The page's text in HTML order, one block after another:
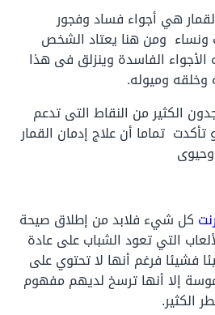
هي أجواء فساد وفجور
ونساء ومن هنا يعتاد الشخص
الفاسدة وينزلق فى هذا
وميوله.
الكثير من النقاط التى تدعم
تماما أن علاج إدمان القمار
كل شيء فلابد من إطلاق صيحة
التي تعود الشباب على عادة
فشيئا فرغم أنها لا تحتوي على
إلا أنها ترسخ لديهم مفهوم
الكثير.